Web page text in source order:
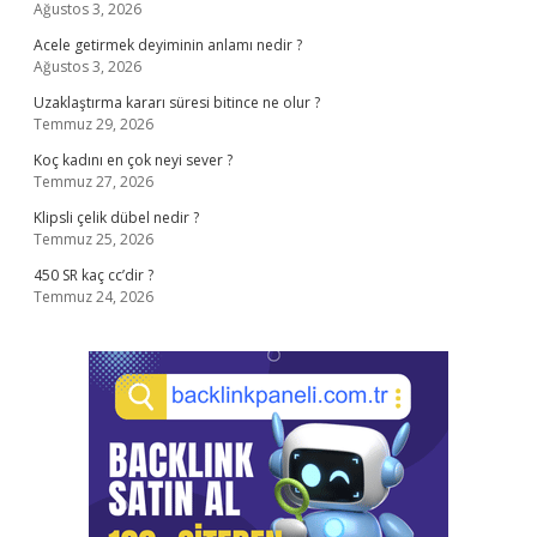
Ağustos 3, 2026
Acele getirmek deyiminin anlamı nedir ?
Ağustos 3, 2026
Uzaklaştırma kararı süresi bitince ne olur ?
Temmuz 29, 2026
Koç kadını en çok neyi sever ?
Temmuz 27, 2026
Klipsli çelik dübel nedir ?
Temmuz 25, 2026
450 SR kaç cc’dir ?
Temmuz 24, 2026